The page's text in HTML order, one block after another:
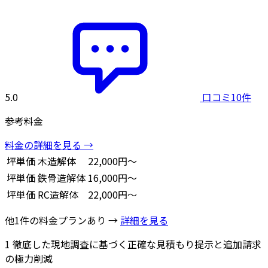
5.0
口コミ10件
参考料金
料金の詳細を見る →
坪単価木造解体
22,000円～
坪単価鉄骨造解体 16,000円～
坪単価 RC造解体
22,000円～
他1件の料金プランあり → 詳細を見る
1 徹底した現地調査に基づく正確な見積もり提示と追加請求
の極力削減